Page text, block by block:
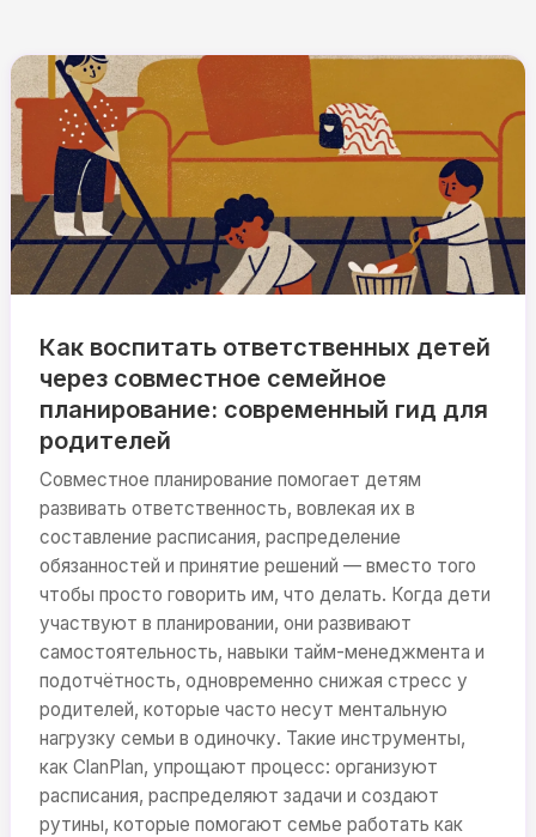
Как воспитать ответственных детей
через совместное семейное
планирование: современный гид для
родителей
Совместное планирование помогает детям
развивать ответственность, вовлекая их в
составление расписания, распределение
обязанностей и принятие решений — вместо того
чтобы просто говорить им, что делать. Когда дети
участвуют в планировании, они развивают
самостоятельность, навыки тайм-менеджмента и
подотчётность, одновременно снижая стресс у
родителей, которые часто несут ментальную
нагрузку семьи в одиночку. Такие инструменты,
как ClanPlan, упрощают процесс: организуют
расписания, распределяют задачи и создают
рутины, которые помогают семье работать как